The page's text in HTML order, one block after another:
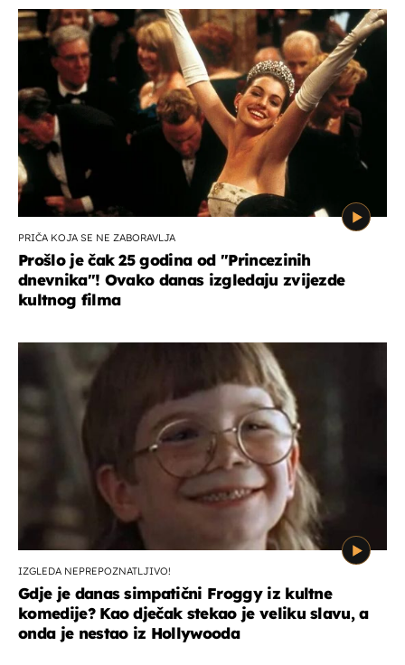
PRIČA KOJA SE NE ZABORAVLJA
Prošlo je čak 25 godina od ''Princezinih
dnevnika''! Ovako danas izgledaju zvijezde
kultnog filma
IZGLEDA NEPREPOZNATLJIVO!
Gdje je danas simpatični Froggy iz kultne
komedije? Kao dječak stekao je veliku slavu, a
onda je nestao iz Hollywooda